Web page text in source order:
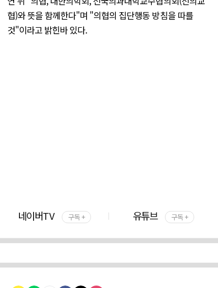
협)와 뜻을 함께한다"며 "의협의 집단행동 방침을 따를
것"이라고 밝힌바 있다.
네이버TV 구독 + 유튜브 구독 +